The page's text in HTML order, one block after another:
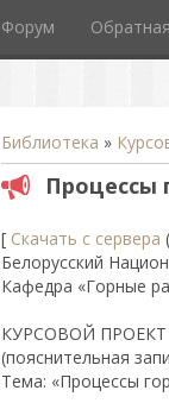
Форум
Библиотека »
Процессы
[ Скачать с сервера
Белорусский
Кафедра «Горные
КУРСОВОЙ ПРОЕКТ
(пояснительная
Тема: «Процессы